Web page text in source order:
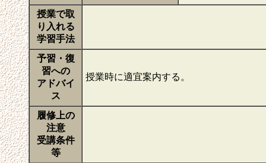
授業で取
り入れる
学習手法
予習・復
習への
アドバイ
ス
授業時に適宜案内する。
履修上の
注意
受講条件
等